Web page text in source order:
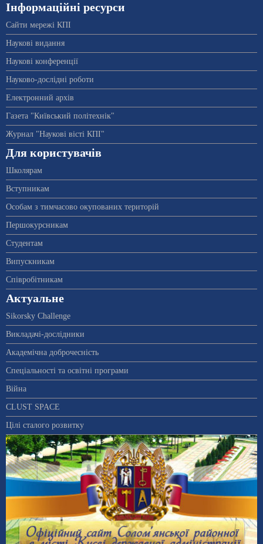
Інформаційні ресурси
Сайти мережі КПІ
Наукові видання
Наукові конференції
Науково-дослідні роботи
Електронний архів
Газета "Київський політехнік"
Журнал "Наукові вісті КПІ"
Для користувачів
Школярам
Вступникам
Особам з тимчасово окупованих територій
Першокурсникам
Студентам
Випускникам
Співробітникам
Актуальне
Sikorsky Challenge
Викладачі-дослідники
Академічна доброчесність
Спеціальності та освітні програми
Війна
CLUST SPACE
Цілі сталого розвитку